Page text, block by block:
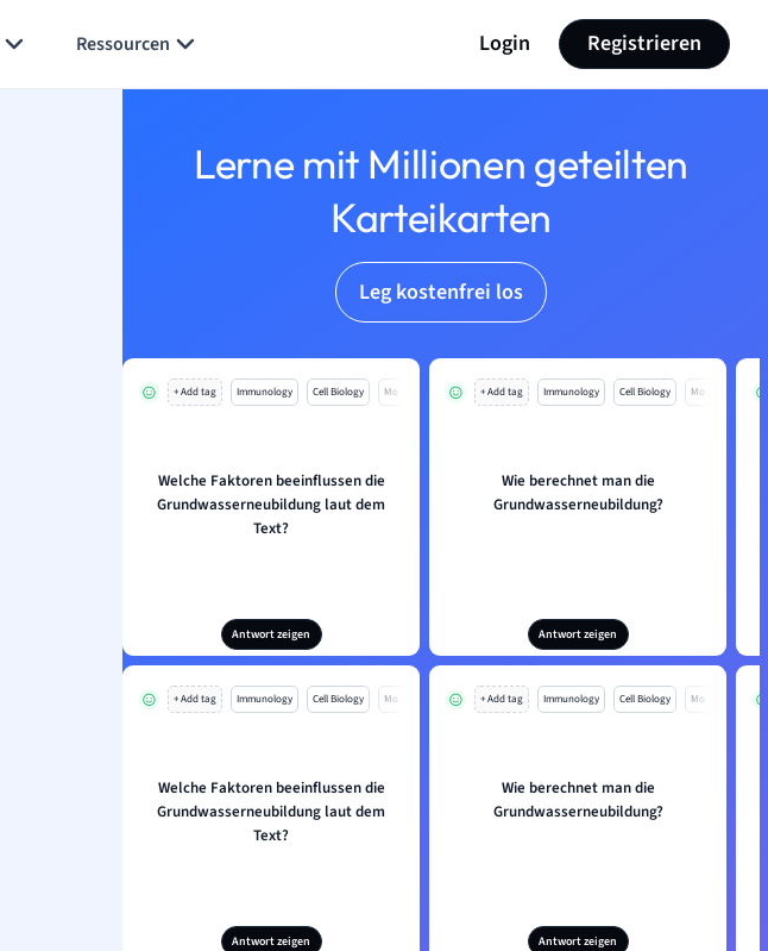
Ressourcen Login Registrieren
Lerne mit Millionen geteilten
Karteikarten
Leg kostenfrei los
+ Add tag Immunology Cell Biology Mo
Welche Faktoren beeinflussen die
Grundwasserneubildung laut dem
Text?
Antwort zeigen
+ Add tag Immunology Cell Biology Mo
Wie berechnet man die
Grundwasserneubildung?
Antwort zeigen
+ Add tag Immunology Cell Biology Mo
Welche Faktoren beeinflussen die
Grundwasserneubildung laut dem
Text?
Antwort zeigen
+ Add tag Immunology Cell Biology Mo
Wie berechnet man die
Grundwasserneubildung?
Antwort zeigen